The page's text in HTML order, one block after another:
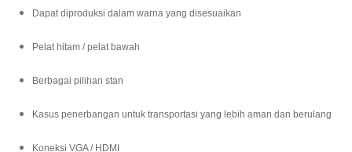
Dapat diproduksi dalam warna yang disesuaikan
Pelat hitam / pelat bawah
Berbagai pilihan stan
Kasus penerbangan untuk transportasi yang lebih aman dan berulang
Koneksi VGA / HDMI